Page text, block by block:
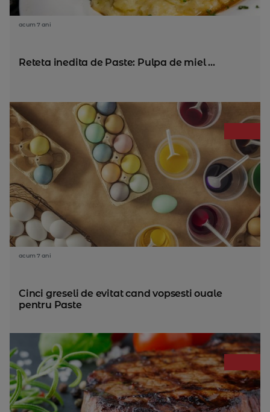
acum 7 ani
Reteta inedita de Paste: Pulpa de miel ...
acum 7 ani
Cinci greseli de evitat cand vopsesti ouale
pentru Paste